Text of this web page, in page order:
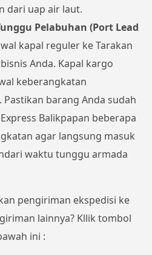
dari uap air laut.
Pelabuhan (Port Lead
kapal reguler ke Tarakan
Anda. Kapal kargo
keberangkatan
barang Anda sudah
Balikpapan beberapa
agar langsung masuk
waktu tunggu armada
pengiriman ekspedisi ke
lainnya? Kllik tombol
ini :